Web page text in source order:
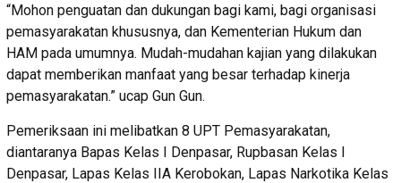
“Mohon penguatan dan dukungan bagi kami, bagi organisasi
pemasyarakatan khususnya, dan Kementerian Hukum dan
HAM pada umumnya. Mudah-mudahan kajian yang dilakukan
dapat memberikan manfaat yang besar terhadap kinerja
pemasyarakatan.” ucap Gun Gun.
Pemeriksaan ini melibatkan 8 UPT Pemasyarakatan,
diantaranya Bapas Kelas I Denpasar, Rupbasan Kelas I
Denpasar, Lapas Kelas IIA Kerobokan, Lapas Narkotika Kelas